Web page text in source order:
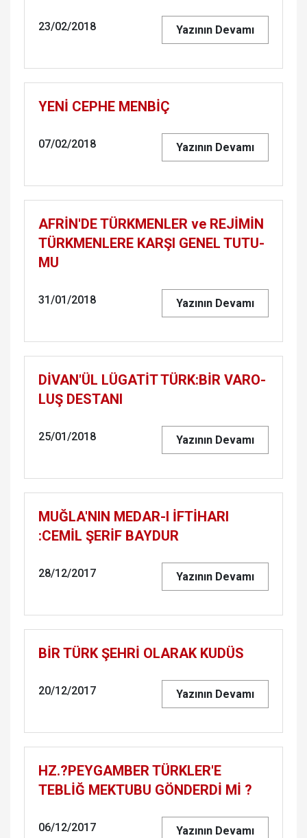
23/02/2018 Yazının Devamı
YENİ CEPHE MENBİÇ
07/02/2018 Yazının Devamı
AFRİN'DE TÜRK­MEN­LER ve REJİMİN
TÜRK­MEN­LE­RE KARŞI GENEL TU­TU­
MU
31/01/2018 Yazının Devamı
DİVAN'ÜL LÜGATİT TÜRK:BİR VA­RO­
LUŞ DES­TA­NI
25/01/2018 Yazının Devamı
MUĞLA'NIN ME­DAR-I İFTİHARI
:CEMİL ŞERİF BAY­DUR
28/12/2017 Yazının Devamı
BİR TÜRK ŞEHRİ OLA­RAK KUDÜS
20/12/2017 Yazının Devamı
HZ.?PEYGAMBER TÜRK­LER'E
TEBLİĞ MEK­TU­BU GÖN­DERDİ Mİ ?
06/12/2017 Yazının Devamı